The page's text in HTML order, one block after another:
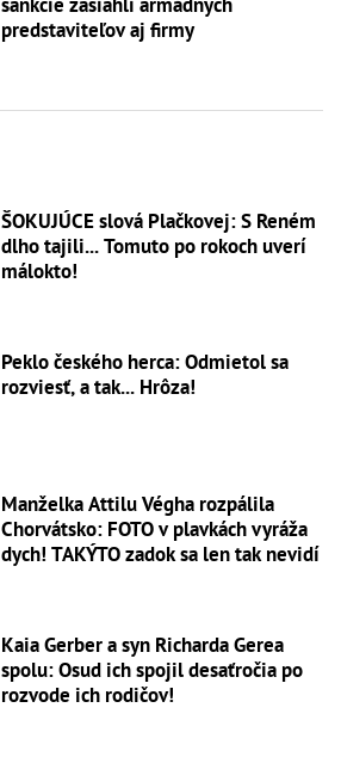
predstaviteľov aj firmy
ŠOKUJÚCE slová Plačkovej: S Reném
dlho tajili... Tomuto po rokoch uverí
málokto!
Peklo českého herca: Odmietol sa
rozviesť, a tak... Hrôza!
Manželka Attilu Végha rozpálila
Chorvátsko: FOTO v plavkách vyráža
dych! TAKÝTO zadok sa len tak nevidí
Kaia Gerber a syn Richarda Gerea
spolu: Osud ich spojil desaťročia po
rozvode ich rodičov!